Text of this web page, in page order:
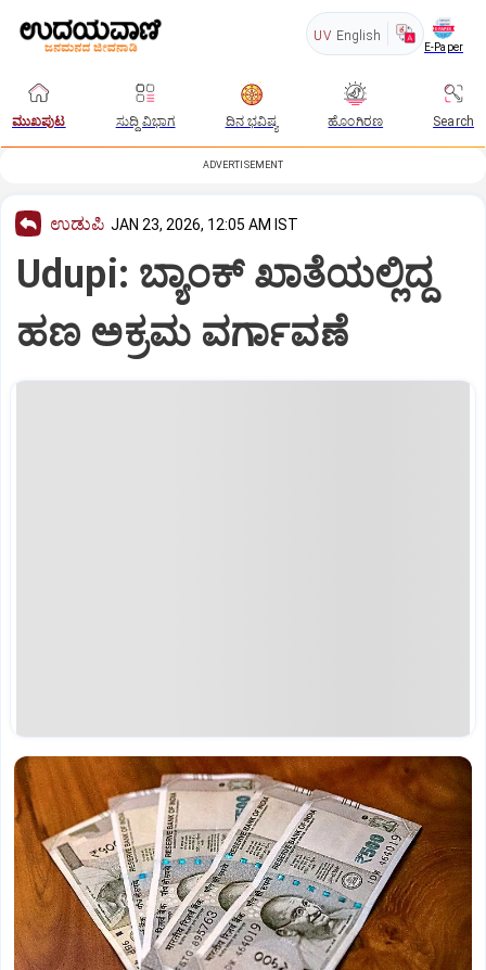
UV English
E-Paper
ಮುಖಪುಟ ಸುದ್ದಿ ವಿಭಾಗ ದಿನ ಭವಿಷ್ಯ ಹೊಂಗಿರಣ Search
ADVERTISEMENT
ಉಡುಪಿ JAN 23, 2026, 12:05 AM IST
Udupi: ಬ್ಯಾಂಕ್ ಖಾತೆಯಲ್ಲಿದ್ದ
ಹಣ ಅಕ್ರಮ ವರ್ಗಾವಣೆ